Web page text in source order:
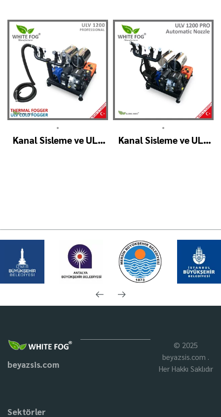
SM600
•
Kanal Sisleme ve ULV
•
Kanal Sisleme ve ULV
beyazsis.com
Sektörler
© 2025
beyazsis.com .
Her Hakkı Saklıdır